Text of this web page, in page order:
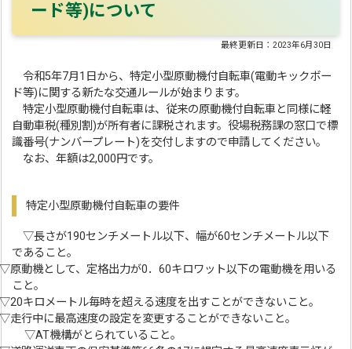
ード等)について
最終更新日：2023年6月30日
令和5年7月1日から、特定小型原動機付自転車(電動キックボー
ド等)に関する新たな交通ルールが始まります。
特定小型原動機付自転車は、従来の原動機付自転車と同様に軽
自動車税(種別割)が所有者に課税されます。役場税務課の窓口で標
識番号(ナンバープレート)を交付しますので申請してください。
なお、年額は2,000円です。
特定小型原動機付自転車の要件
▽長さが190センチメートル以下、幅が60センチメートル以下
であること。
▽原動機として、定格出力が0．60キロワット以下の電動機を用いる
こと。
▽20キロメートル毎時を超える速度を出すことができないこと。
▽走行中に最高速度の設定を変更することができないこと。
▽AT機構がとられていること。